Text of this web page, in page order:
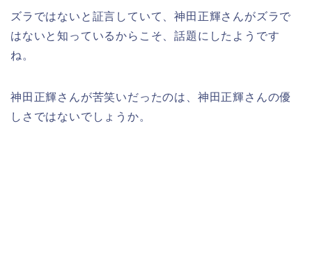
ズラではないと証言していて、神田正輝さんがズラで
はないと知っているからこそ、話題にしたようです
ね。
神田正輝さんが苦笑いだったのは、神田正輝さんの優
しさではないでしょうか。